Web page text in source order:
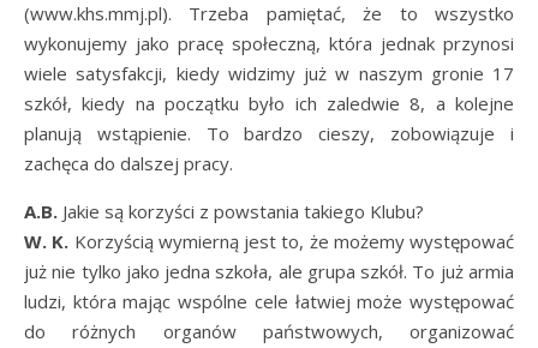
(www.khs.mmj.pl). Trzeba pamiętać, że to wszystko
wykonujemy jako pracę społeczną, która jednak przynosi
wiele satysfakcji, kiedy widzimy już w naszym gronie 17
szkół, kiedy na początku było ich zaledwie 8, a kolejne
planują wstąpienie. To bardzo cieszy, zobowiązuje i
zachęca do dalszej pracy.
A.B. Jakie są korzyści z powstania takiego Klubu?
W. K. Korzyścią wymierną jest to, że możemy występować
już nie tylko jako jedna szkoła, ale grupa szkół. To już armia
ludzi, która mając wspólne cele łatwiej może występować
do różnych organów państwowych, organizować